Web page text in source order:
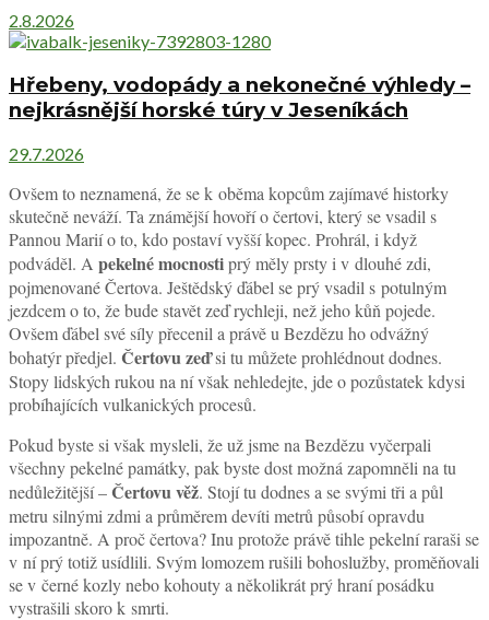
2.8.2026
Hřebeny, vodopády a nekonečné výhledy –
nejkrásnější horské túry v Jeseníkách
29.7.2026
Ovšem to neznamená, že se k oběma kopcům zajímavé historky
skutečně neváží. Ta známější hovoří o čertovi, který se vsadil s
Pannou Marií o to, kdo postaví vyšší kopec. Prohrál, i když
podváděl. A pekelné mocnostiprý měly prsty i v dlouhé zdi,
pojmenované Čertova. Ještědský ďábel se prý vsadil s potulným
jezdcem o to, že bude stavět zeď rychleji, než jeho kůň pojede.
Ovšem ďábel své síly přecenil a právě u Bezdězu ho odvážný
bohatýr předjel. Čertovu zeďsi tu můžete prohlédnout dodnes.
Stopy lidských rukou na ní však nehledejte, jde o pozůstatek kdysi
probíhajících vulkanických procesů.
Pokud byste si však mysleli, že už jsme na Bezdězu vyčerpali
všechny pekelné památky, pak byste dost možná zapomněli na tu
nedůležitější –Čertovu věž. Stojí tu dodnes a se svými tři a půl
metru silnými zdmi a průměrem devíti metrů působí opravdu
impozantně. A proč čertova? Inu protože právě tihle pekelní raraši se
v ní prý totiž usídlili. Svým lomozem rušili bohoslužby, proměňovali
se v černé kozly nebo kohouty a několikrát prý hraní posádku
vystrašili skoro k smrti.